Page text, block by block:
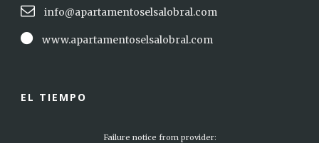
info@apartamentoselsalobral.com
www.apartamentoselsalobral.com
EL TIEMPO
Failure notice from provider: